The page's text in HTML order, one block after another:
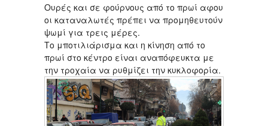
Ουρές και σε φούρνους από το πρωί αφου
οι καταναλωτές πρέπει να προμηθευτούν
ψωμί για τρεις μέρες.
Το μποτιλιάρισμα και η κίνηση από το
πρωί στο κέντρο είναι αναπόφευκτα με
την τροχαία να ρυθμίζει την κυκλοφορία.